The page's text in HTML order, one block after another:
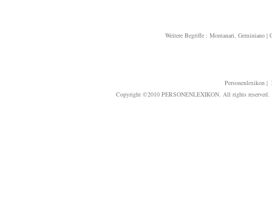
Weitere Begriffe : Montanari, Geminiano |
Personenlexikon|
Copyright ©2010 PERSONENLEXIKON. All rights